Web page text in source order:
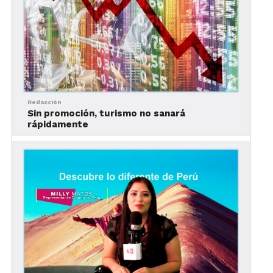
A la presentación delVineyard Music Experience
también acudió Rafael Lizárraga, director
comercial de Grupo Posadas, quien habló de los
próximos espectáculos que tendrá el hotel.
El hotel va a cumplir un año de servicio
“El próximo 1° de noviembre tendremos una
fiesta:‘Catrina Dancing Club’
, alusiva al Día de
Redacción
Sin promoción, turismo no sanará
rápidamente